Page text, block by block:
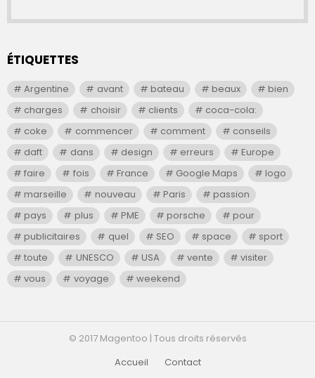
ÉTIQUETTES
Argentine avant bateau beaux
bien
charges
choisir clients
coca-cola:
coke
commencer comment
conseils
daft
dans design erreurs
Europe
faire
fois France Google Maps
logo
marseille
nouveau Paris
passion
pays
plus PME porsche
pour
publicitaires
quel SEO space
sport
toute
UNESCO USA vente
visiter
vous
voyage weekend
© 2017 Magentoo | Tous droits réservés
Accueil
Contact